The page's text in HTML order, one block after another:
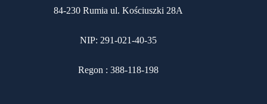
84-230 Rumia ul. Kościuszki 28A
NIP: 291-021-40-35
Regon : 388-118-198